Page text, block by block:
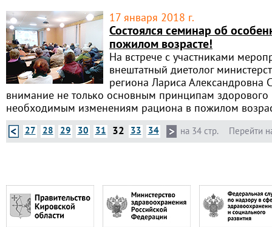
17 января 2018 г.
Состоялся семинар об
пожилом возрасте!
На встрече с участниками
внештатный диетолог
региона Лариса Александровна
внимание не только основным принципам здорового
необходимым изменениям рациона в пожилом
Перейти
27 28 29 30 31 32 33 34 на 34 стр.